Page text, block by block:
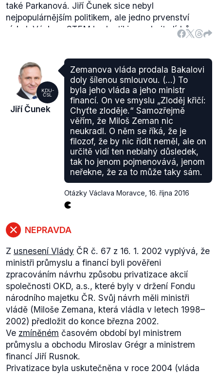
také Parkanová. Jiří Čunek sice nebyl
nejpopulárnějším politikem, ale jedno prvenství
získal. Výzkum STEM hodnotil i popularitu lídrů
politických stran, ve kterém byl Jiří Čunek na prvním
Již v lednu 2007 také odstartovala kauza týkající se
obvinění Jiřího Čunka z korupce. Čunek bylobviněn
(.pdf, str. 1) z převzetí půlmilionového úplatku od
realitní společnosti H&B Real, ke kterému mělo dojít
v únoru 2001. Policie předtím muselapožádat
o vydání Čunka k trestnímu stíhání a ten dne 7.
února 2007 zareagoval na tuto žádostkladně.
Klíčovou svědkyní celékauzy byla Čunkova bývalá
sekretářka Marcela Urbanová, která proti Čunkovi
vypovídala. V listopadu 2007 bylo trestní stíhání
(.pdf, str. 31). Státní zástupce došel k
závěru, že Čunek nepřevzal finanční prostředky tak,
jak to vylíčila Urbanová.
anonymně, policie má i tak povinnost se jimi
zabývat. Pokud se k němu autor sám nepřihlásí,
není možné zjistit, kdo jej podal, a analyzovat jeho
pohnutky. Orgány činné v trestním řízení také
mohou zahájit činnost z vlastní iniciativy. V tomto
případě není autor oznámení znám.
Čunek tak líčí celou záležitost správně, nicméně
nelze dokázat souvislost mezi jeho oblíbeností a
následným obviněním z korupce.
KDU-
ČSL
Jiří Čunek
Zemanova vláda prodala Bakalovi
doly šílenou smlouvou. (…) To
byla jeho vláda a jeho ministr
financí. On ve smyslu „Zloděj křičí:
Chyťte zloděje.“ Samozřejmě
věřím, že Miloš Zeman nic
neukradl. O něm se říká, že je
filozof, že by nic řídit neměl, ale on
určitě vidí ten neblahý důsledek,
tak ho jenom pojmenovává, jenom
neřekne, že za to může taky sám.
Otázky Václava Moravce 16. října 2016
NEPRAVDA
Z usnesení Vlády ČR č. 67 z 16. 1. 2002 vyplývá, že
ministři průmyslu a financí byli pověřeni
zpracováním návrhu způsobu privatizace akcií
společnosti OKD, a.s., které byly v držení Fondu
národního majetku ČR. Svůj návrh měli ministři
vládě (Miloše Zemana, která vládla v letech 1998–
2002) předložit do konce března 2002.
Ve zmíněném časovém období byl ministrem
průmyslu a obchodu Miroslav Grégr a ministrem
financí Jiří Rusnok.
Privatizace byla uskutečněna v roce 2004 (vláda